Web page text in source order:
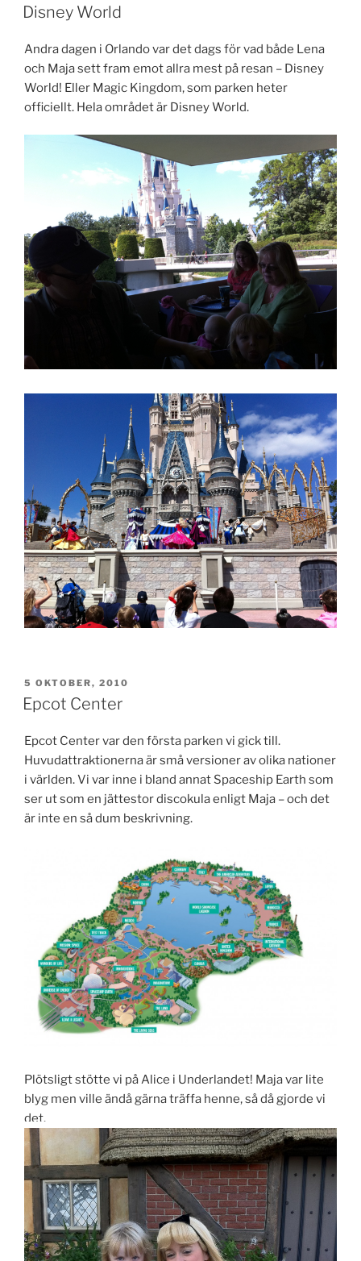
Disney World
Andra dagen i Orlando var det dags för vad både Lena
och Maja sett fram emot allra mest på resan – Disney
World! Eller Magic Kingdom, som parken heter
officiellt. Hela området är Disney World.
PUBLICERAT
5 OKTOBER, 2010
Epcot Center
Epcot Center var den första parken vi gick till.
Huvudattraktionerna är små versioner av olika nationer
i världen. Vi var inne i bland annat Spaceship Earth som
ser ut som en jättestor discokula enligt Maja – och det
är inte en så dum beskrivning.
Plötsligt stötte vi på Alice i Underlandet! Maja var lite
blyg men ville ändå gärna träffa henne, så då gjorde vi
det.